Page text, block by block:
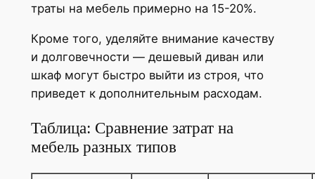
траты на мебель примерно на 15-20%.
Кроме того, уделяйте внимание качеству
и долговечности — дешевый диван или
шкаф могут быстро выйти из строя, что
приведет к дополнительным расходам.
Таблица: Сравнение затрат на
мебель разных типов